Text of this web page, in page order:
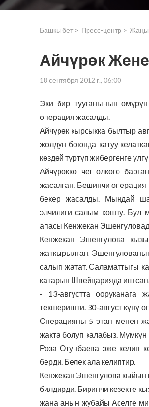
Башкы бет > Пресс-центр >
Айчүрөк
18 сентября 2012 г., 06:00
Эки бир тууганынын
операция жасалды.
Айчүрөк кырсыкка былтыр
жолдун боюнда катуу
көздөй түртүп жибергенге
Айчүрөккө чет өлкөгө
жасалган. Бешинчи операция
бекер жасалды. Мындай
элчилиги салым кошту. Бул
апасы Кенжекан
Кенжекан Эшенгулова
жаткырылган.
салып жатат. Саламаттыгы
катарын Швейцарияда иш
- 13-августта ооруканага
текшеришти. 30-август күнү
Операцияны 5 этап менен
жакта болуп калабыз. Мүмкүн
Роза Отунбаева эже келип
берди. Белек ала келиптир.
Кенжекан Эшенгулова кыйын
билдирди. Биринчи кезекте
жана анын жубайы Аселге